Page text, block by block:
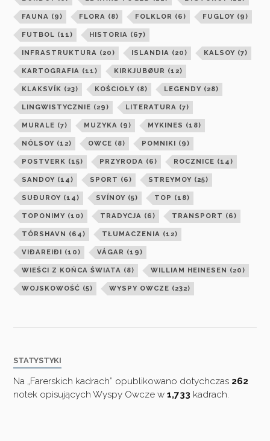
FAUNA (9) FLORA (8) FOLKLOR (6) FUGLOY (9)
FUTBOL (11) HISTORIA (67)
INFRASTRUKTURA (20) ISLANDIA (20) KALSOY (7)
KARTOGRAFIA (11) KIRKJUBØUR (12)
KLAKSVÍK (23) KOŚCIOŁY (8) LEGENDY (28)
LINGWISTYCZNIE (29) LITERATURA (7)
MURALE (7) MUZYKA (9) MYKINES (18)
NÓLSOY (12) OWCE (8) POMNIKI (9)
POSTVERK (15) PRZYRODA (6) ROCZNICE (14)
SANDOY (14) SPORT (6) STREYMOY (25)
SUÐUROY (14) SVÍNOY (5) TOP (18)
TOPONIMY (10) TRADYCJA (6) TRANSPORT (6)
TÓRSHAVN (64) TŁUMACZENIA (12)
VIÐAREIÐI (10) VÁGAR (19)
WIEŚCI Z KOŃCA ŚWIATA (8) WILLIAM HEINESEN (20)
WOJSKOWOŚĆ (5) WYSPY OWCZE (232)
STATYSTYKI
Na „Farerskich kadrach” opublikowano dotychczas 262
notek opisujących Wyspy Owcze w1,733 kadrach.